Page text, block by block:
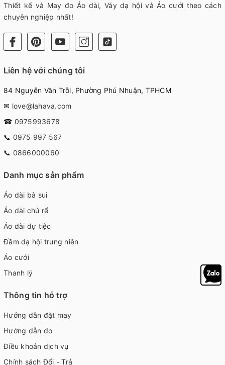
Thiết kế và May đo Áo dài, Váy dạ hội và Áo cưới theo cách
chuyên nghiệp nhất!
Liên hệ với chúng tôi
84 Nguyễn Văn Trỗi, Phường Phú Nhuận, TPHCM
✉ love@lahava.com
☎ 0975993678
📞 0975 997 567
📞 0866000060
Danh mục sản phẩm
Áo dài bà sui
Áo dài chú rể
Áo dài dự tiệc
Đầm dạ hội trung niên
Áo cưới
Thanh lý
Thông tin hỗ trợ
Hướng dẫn đặt may
Hướng dẫn đo
Điều khoản dịch vụ
Chính sách Đổi - Trả